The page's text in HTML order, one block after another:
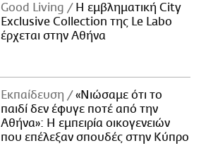
Good Living
Η εμβληματική City
Exclusive Collection της Le Labo
έρχεται στην Αθήνα
Εκπαίδευση
«Νιώσαμε ότι το
παιδί δεν έφυγε ποτέ από την
Αθήνα»: Η εμπειρία οικογενειών
που επέλεξαν σπουδές στην Κύπρο